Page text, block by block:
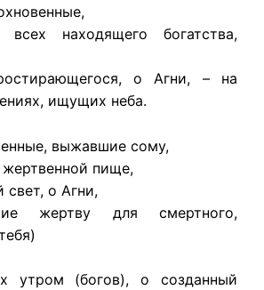
находящего богатства,
о Агни, – на
ищущих неба.
выжавшие сому,
пище,
свет, о Агни,
жертву для смертного,
утром (богов), о созданный